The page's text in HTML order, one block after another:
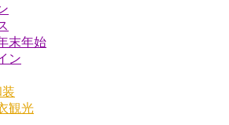
末年始
ン
観光